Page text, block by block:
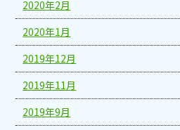
2020年2月
2020年1月
2019年12月
2019年11月
2019年9月